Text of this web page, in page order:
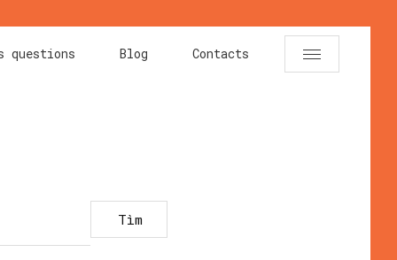
questions Blog Contacts
Tìm